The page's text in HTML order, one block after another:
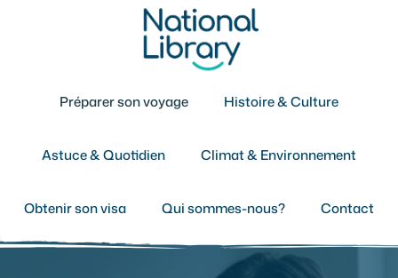
Préparer son voyage Histoire & Culture
Astuce & Quotidien Climat & Environnement
Obtenir son visa Qui sommes-nous? Contact